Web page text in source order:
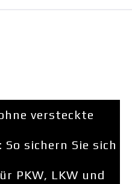
versteckte
sichern Sie sich
PKW, LKW und